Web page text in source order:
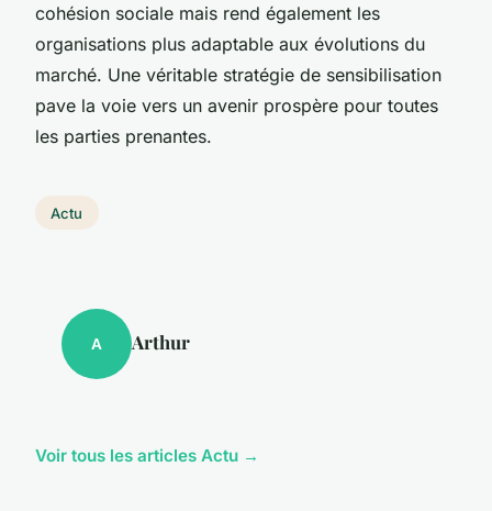
cohésion sociale mais rend également les
organisations plus adaptable aux évolutions du
marché. Une véritable stratégie de sensibilisation
pave la voie vers un avenir prospère pour toutes
les parties prenantes.
Actu
A Arthur
Voir tous les articles Actu →